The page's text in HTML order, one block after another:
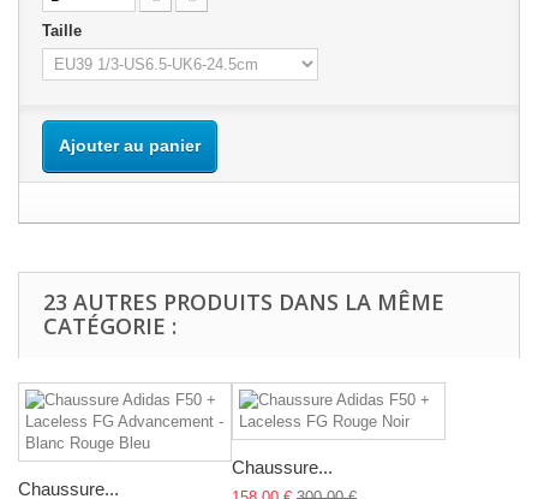
Taille
Ajouter au panier
23 AUTRES PRODUITS DANS LA MÊME
CATÉGORIE :
Chaussure...
Chaussure...